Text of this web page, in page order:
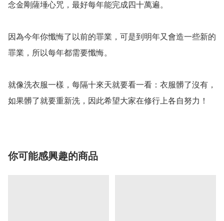
念金剛薩埵心咒，最好每年能完成四十萬遍。
因為今年你懺悔了以前的罪業，可是到明年又會造一些新的
罪業，所以每年都需要懺悔。
就像洗衣服一樣，每隔十來天就要看一看：衣服髒了沒有，
如果髒了就要重新洗，因此希望大家在修行上各自努力！
你可能感興趣的商品